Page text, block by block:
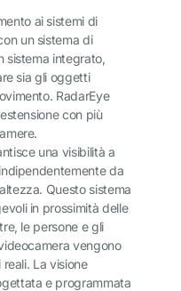
ai sistemi di
un sistema di
sistema integrato,
sia gli oggetti
RadarEye
con più
una visibilità a
da
Questo sistema
in prossimità delle
le persone e gli
vengono
La visione
e programmata